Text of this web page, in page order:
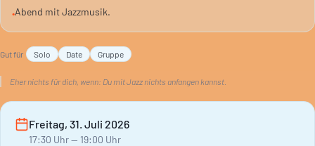
Die Freie Volksbühne bietet den Rahmen. Ein Ort für Kultur,
lässt den Abend wirken.
•Abend mit Jazzmusik.
Gut für Solo Date Gruppe
Eher nichts für dich, wenn: Du mit Jazz nichts anfangen kannst.
Freitag, 31. Juli 2026
17:30 Uhr— 19:00 Uhr